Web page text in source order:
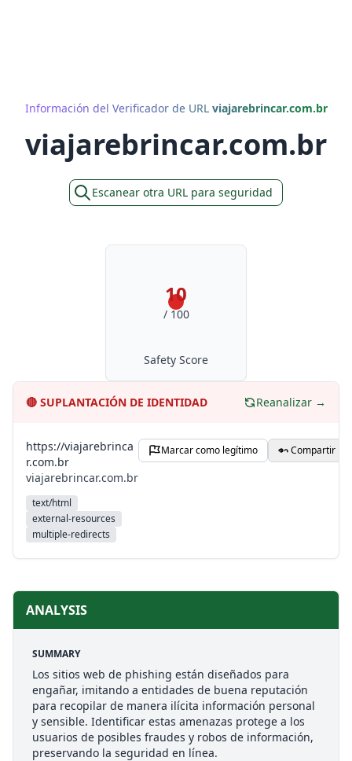
Información del Verificador de URL viajarebrincar.com.br
viajarebrincar.com.br
Escanear otra URL para seguridad
10
/ 100
Safety Score
🔴 SUPLANTACIÓN DE IDENTIDAD Reanalizar →
https://viajarebrinca
r.com.br
viajarebrincar.com.br
text/html
external-resources
multiple-redirects
Marcar como legítimo Compartir
ANALYSIS
SUMMARY
Los sitios web de phishing están diseñados para
engañar, imitando a entidades de buena reputación
para recopilar de manera ilícita información personal
y sensible. Identificar estas amenazas protege a los
usuarios de posibles fraudes y robos de información,
preservando la seguridad en línea.